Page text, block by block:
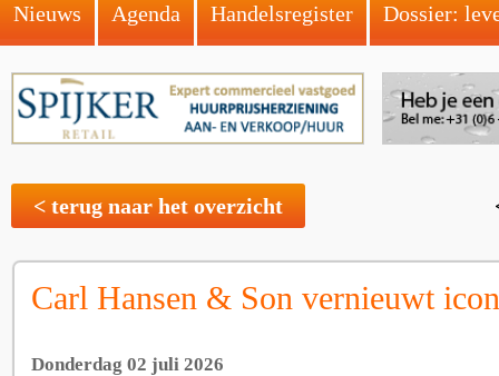
Nieuws Agenda Handelsregister Dossier:
< terug naar het overzicht
Carl Hansen & Son vernieuwt
Donderdag 02 juli 2026